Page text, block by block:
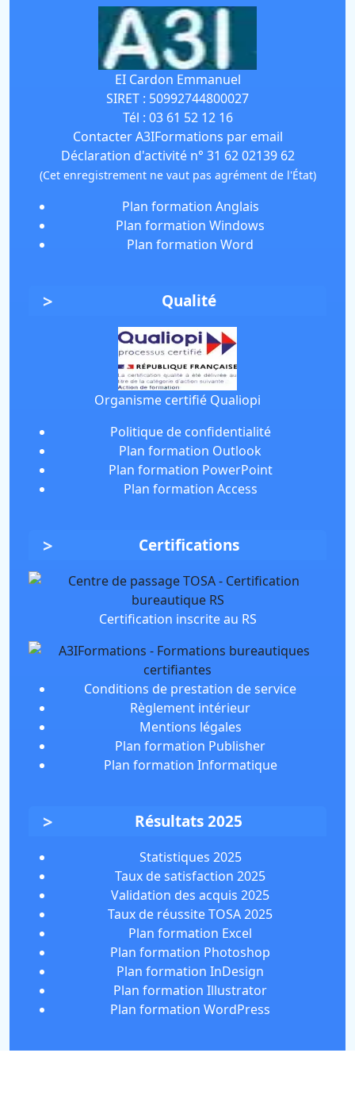
EI Cardon Emmanuel
SIRET : 50992744800027
Tél : 03 61 52 12 16
Contacter A3IFormations par email
Déclaration d'activité n° 31 62 02139 62
(Cet enregistrement ne vaut pas agrément de l'État)
Plan formation Anglais
Plan formation Windows
Plan formation Word
Qualité
Organisme certifié Qualiopi
Politique de confidentialité
Plan formation Outlook
Plan formation PowerPoint
Plan formation Access
Certifications
Certification inscrite au RS
Conditions de prestation de service
Règlement intérieur
Mentions légales
Plan formation Publisher
Plan formation Informatique
Résultats 2025
Statistiques 2025
Taux de satisfaction 2025
Validation des acquis 2025
Taux de réussite TOSA 2025
Plan formation Excel
Plan formation Photoshop
Plan formation InDesign
Plan formation Illustrator
Plan formation WordPress